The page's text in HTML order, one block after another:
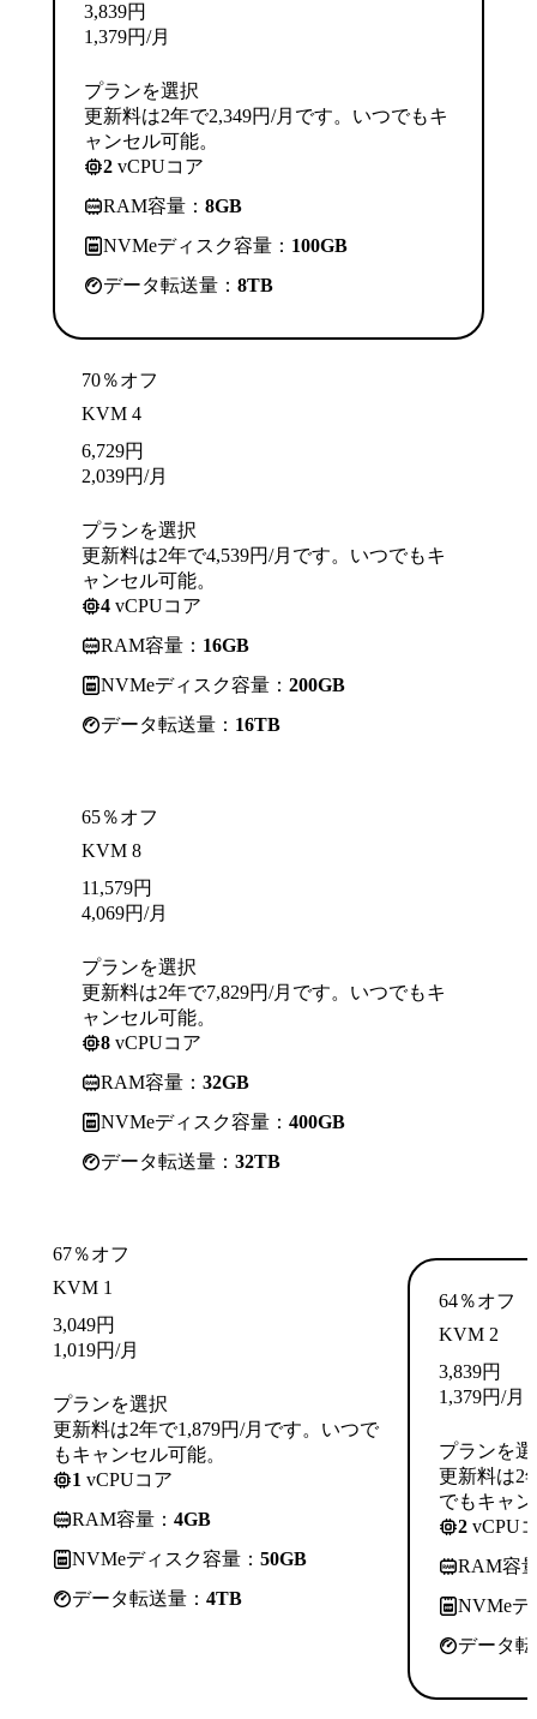
3,839円
1,379円/月
プランを選択
更新料は2年で2,349円/月です。いつでもキ
ャンセル可能。
2 vCPUコア
RAM容量： 8GB
NVMeディスク容量： 100GB
データ転送量： 8TB
70％オフ
KVM 4
6,729円
2,039円/月
プランを選択
更新料は2年で4,539円/月です。いつでもキ
ャンセル可能。
4 vCPUコア
RAM容量： 16GB
NVMeディスク容量： 200GB
データ転送量： 16TB
65％オフ
KVM 8
11,579円
4,069円/月
プランを選択
更新料は2年で7,829円/月です。いつでもキ
ャンセル可能。
8 vCPUコア
RAM容量： 32GB
NVMeディスク容量： 400GB
データ転送量： 32TB
67％オフ
KVM 1
3,049円
1,019円/月
プランを選択
更新料は2年で1,879円/月です。いつで
もキャンセル可能。
1 vCPUコア
RAM容量： 4GB
NVMeディスク容量： 50GB
データ転送量： 4TB
64％オフ
KVM 2
3,839円
1,379円/月
プランを
更新料は2
でもキャ
2 vCPU
RAM容
NVMeデ
データ